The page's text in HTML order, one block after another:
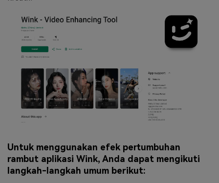
Untuk menggunakan efek pertumbuhan
rambut aplikasi Wink, Anda dapat mengikuti
langkah-langkah umum berikut: